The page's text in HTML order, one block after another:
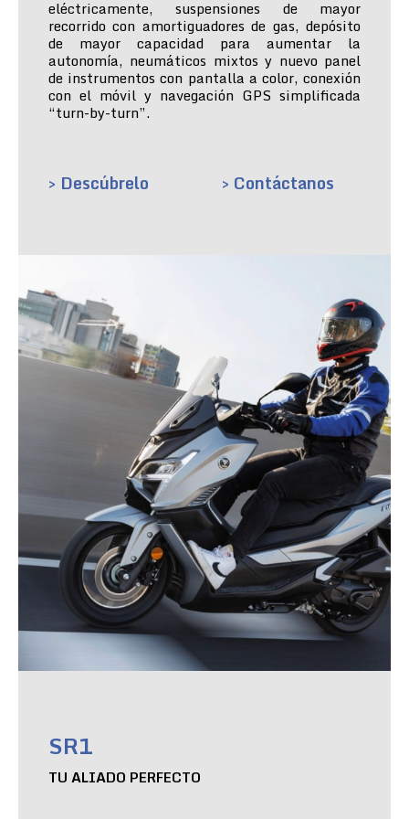
eléctricamente, suspensiones de mayor
recorrido con amortiguadores de gas, depósito
de mayor capacidad para aumentar la
autonomía, neumáticos mixtos y nuevo panel
de instrumentos con pantalla a color, conexión
con el móvil y navegación GPS simplificada
“turn-by-turn”.
> Descúbrelo > Contáctanos
SR1
TU ALIADO PERFECTO